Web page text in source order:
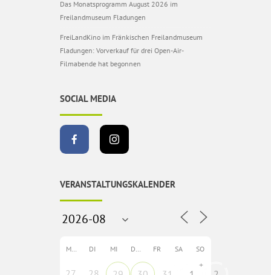
Das Monatsprogramm August 2026 im
Freilandmuseum Fladungen
FreiLandKino im Fränkischen Freilandmuseum
Fladungen: Vorverkauf für drei Open-Air-
Filmabende hat begonnen
SOCIAL MEDIA
VERANSTALTUNGSKALENDER
MO DI MI DO FR SA SO
+